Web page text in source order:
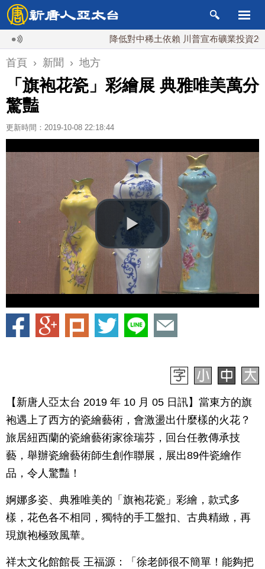
降低對中稀土依賴 川普宣布礦業投資20億美元
首頁 › 新聞 › 地方
「旗袍花瓷」彩繪展 典雅唯美萬分
驚豔
更新時間：2019-10-08 22:18:44
【新唐人亞太台 2019 年 10 月 05 日訊】當東方的旗
袍遇上了西方的瓷繪藝術，會激盪出什麼樣的火花？
旅居紐西蘭的瓷繪藝術家徐瑞芬，回台任教傳承技
藝，舉辦瓷繪藝術師生創作聯展，展出89件瓷繪作
品，令人驚豔！
婀娜多姿、典雅唯美的「旗袍花瓷」彩繪，款式多
樣，花色各不相同，獨特的手工盤扣、古典精緻，再
現旗袍極致風華。
祥太文化館館長 王福源：「徐老師很不簡單！能夠把